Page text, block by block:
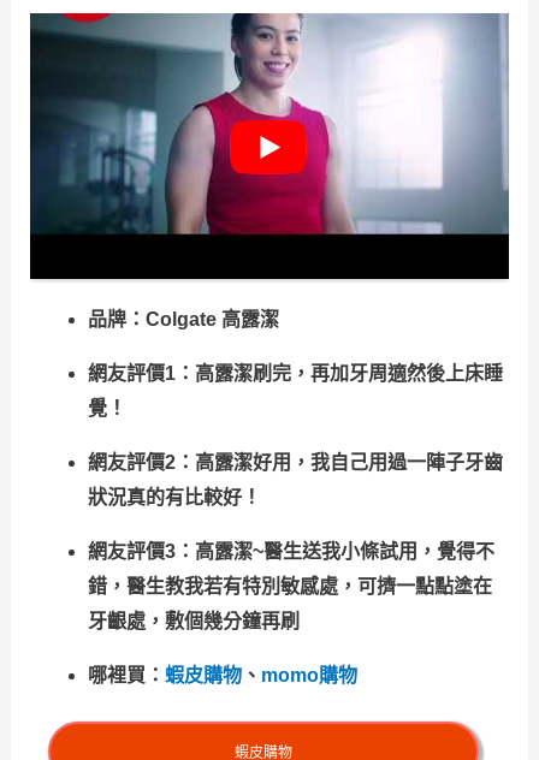
品牌：Colgate 高露潔
網友評價1：高露潔刷完，再加牙周適然後上床睡
覺！
網友評價2：高露潔好用，我自己用過一陣子牙齒
狀況真的有比較好！
網友評價3：高露潔~醫生送我小條試用，覺得不
錯，醫生教我若有特別敏感處，可擠一點點塗在
牙齦處，敷個幾分鐘再刷
哪裡買： 蝦皮購物、 momo購物
蝦皮購物